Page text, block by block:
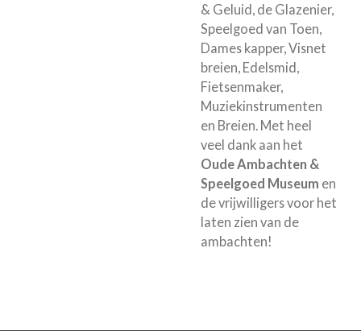
& Geluid, de Glazenier,
Speelgoed van Toen,
Dames kapper, Visnet
breien, Edelsmid,
Fietsenmaker,
Muziekinstrumenten
en Breien. Met heel
veel dank aan het
Oude Ambachten &
Speelgoed Museum en
de vrijwilligers voor het
laten zien van de
ambachten!